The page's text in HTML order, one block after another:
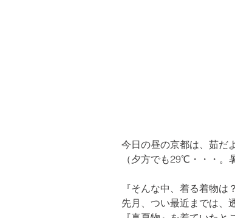
今日の昼の京都は、茹だ
（夕方でも29℃・・・。
『そんな中、着る着物は
先月、つい最近までは、